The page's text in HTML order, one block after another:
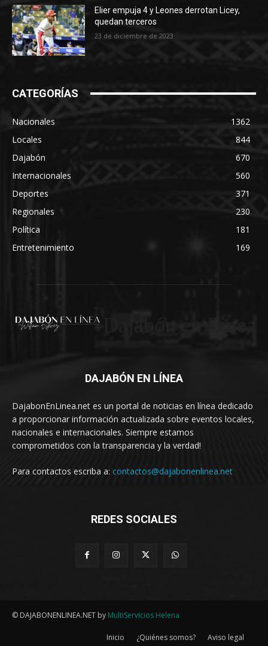
Elier empuja 4 y Leones derrotan Licey,
quedan terceros
23 de diciembre de 2023
CATEGORÍAS
Nacionales
1362
Locales
844
Dajabón
670
Internacionales
560
Deportes
371
Regionales
230
Política
181
Entretenimiento
169
DAJABÓN EN LÍNEA
DajabonEnLinea.net es un portal de noticias en línea dedicado
a proporcionar información actualizada sobre eventos locales,
nacionales e internacionales. Siempre estamos
comprometidos con la transparencia y la verdad!
Para contactos escriba a: contactos@dajabonenlinea.net
REDES SOCIALES
© DAJABONENLINEA.NET by MultiServicios Helena
Inicio ¿Quiénes somos?
Aviso legal